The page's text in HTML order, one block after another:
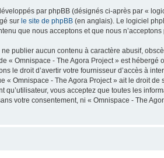
par phpBB (désignés ci-après par «
sur le site de phpBB (en anglais). Le logiciel
que nous acceptons et que nous
ne publier aucun contenu à caractère abusif,
« Omnispace - The Agora Project » est
le droit d’avertir votre fournisseur d’accès à
« Omnispace - The Agora Project » ait le droit
qu’utilisateur, vous acceptez que toutes les
votre consentement, ni « Omnispace - The